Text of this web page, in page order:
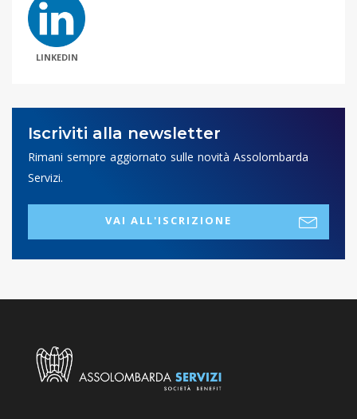
LINKEDIN
Iscriviti alla newsletter
Rimani sempre aggiornato sulle novità Assolombarda
Servizi.
VAI ALL'ISCRIZIONE